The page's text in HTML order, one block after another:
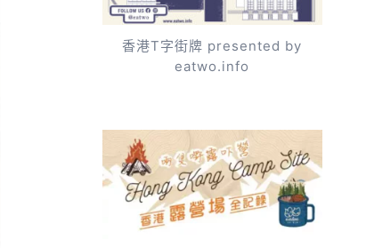
香港T字街牌 presented by
eatwo.info